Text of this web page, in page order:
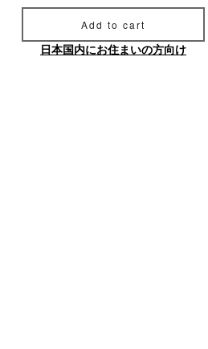
Add to cart
日本国内にお住まいの方向け